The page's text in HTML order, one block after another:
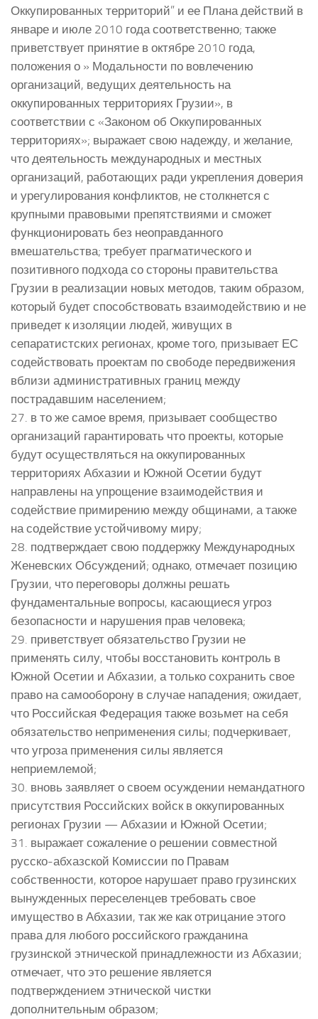
Оккупированных территорий” и ее Плана действий в
январе и июле 2010 года соответственно; также
приветствует принятие в октябре 2010 года,
положения о » Модальности по вовлечению
организаций, ведущих деятельность на
оккупированных территориях Грузии», в
соответствии с «Законом об Оккупированных
территориях»; выражает свою надежду, и желание,
что деятельность международных и местных
организаций, работающих ради укрепления доверия
и урегулирования конфликтов, не столкнется с
крупными правовыми препятствиями и сможет
функционировать без неоправданного
вмешательства; требует прагматического и
позитивного подхода со стороны правительства
Грузии в реализации новых методов, таким образом,
который будет способствовать взаимодействию и не
приведет к изоляции людей, живущих в
сепаратистских регионах, кроме того, призывает ЕС
содействовать проектам по свободе передвижения
вблизи административных границ между
пострадавшим населением;
27. в то же самое время, призывает сообщество
организаций гарантировать что проекты, которые
будут осуществляться на оккупированных
территориях Абхазии и Южной Осетии будут
направлены на упрощение взаимодействия и
содействие примирению между общинами, а также
на содействие устойчивому миру;
28. подтверждает свою поддержку Международных
Женевских Обсуждений; однако, отмечает позицию
Грузии, что переговоры должны решать
фундаментальные вопросы, касающиеся угроз
безопасности и нарушения прав человека;
29. приветствует обязательство Грузии не
применять силу, чтобы восстановить контроль в
Южной Осетии и Абхазии, а только сохранить свое
право на самооборону в случае нападения; ожидает,
что Российская Федерация также возьмет на себя
обязательство неприменения силы; подчеркивает,
что угроза применения силы является
неприемлемой;
30. вновь заявляет о своем осуждении немандатного
присутствия Российских войск в оккупированных
регионах Грузии — Абхазии и Южной Осетии;
31. выражает сожаление о решении совместной
русско-абхазской Комиссии по Правам
собственности, которое нарушает право грузинских
вынужденных переселенцев требовать свое
имущество в Абхазии, так же как отрицание этого
права для любого российского гражданина
грузинской этнической принадлежности из Абхазии;
отмечает, что это решение является
подтверждением этнической чистки
дополнительным образом;